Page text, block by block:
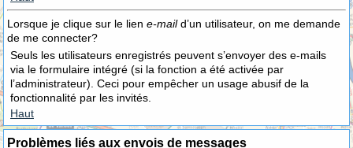
Lorsque je clique sur le lien e-maild’un utilisateur, on me demande
de me connecter?
Seuls les utilisateurs enregistrés peuvent s’envoyer des e-mails
via le formulaire intégré (si la fonction a été activée par
l’administrateur). Ceci pour empêcher un usage abusif de la
fonctionnalité par les invités.
Haut
Problèmes liés aux envois de messages